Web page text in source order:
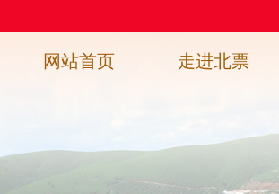
网站首页 走进北票